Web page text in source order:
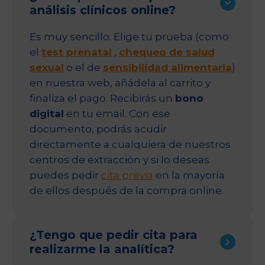
análisis clínicos online?
Es muy sencillo. Elige tu prueba (como
el test prenatal , chequeo de salud
sexual o el de sensibilidad alimentaria)
en nuestra web, añádela al carrito y
finaliza el pago. Recibirás un bono
digital en tu email. Con ese
documento, podrás acudir
directamente a cualquiera de nuestros
centros de extracción y si lo deseas
puedes pedir cita previa en la mayoría
de ellos después de la compra online.
¿Tengo que pedir cita para
realizarme la analítica?